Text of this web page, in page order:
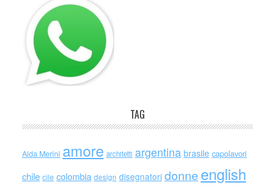
TAG
Alda Merini amore architetti argentina brasile capolavori
chile cile colombia design disegnatori donne english